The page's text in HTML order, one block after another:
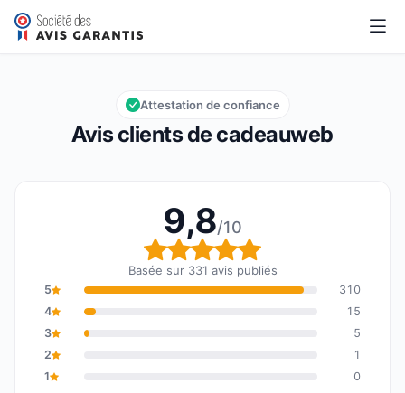
cadeauweb
Note globale : 9,8 sur 10
9,8/10
Avis clients de cadeauweb
Attestation de confiance
9,8/10
Note globale : 9,8 sur
Basée sur 331 avis publiés
5
310
4
15
3
5
2
1
1
0